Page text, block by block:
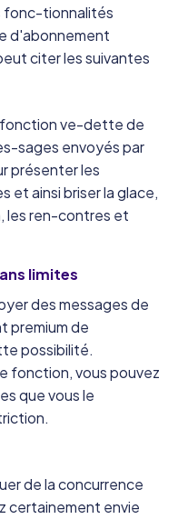
fonc-tionnalités
d'abonnement
citer les suivantes
fonction ve-dette de
sages envoyés par
présenter les
et ainsi briser la glace,
les ren-contres et
limites
des messages de
premium de
possibilité.
fonction, vous pouvez
que vous le
de la concurrence
certainement envie